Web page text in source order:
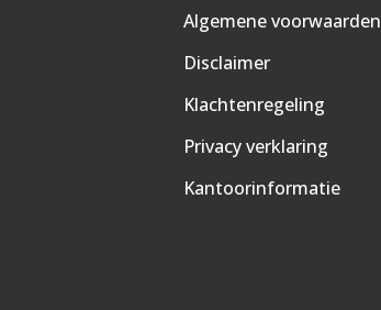
Algemene voorwaarden
Disclaimer
Klachtenregeling
Privacy verklaring
Kantoorinformatie